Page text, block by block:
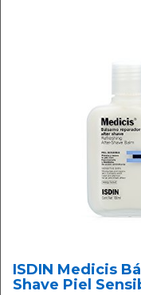
ISDIN Medicis
Shave Piel